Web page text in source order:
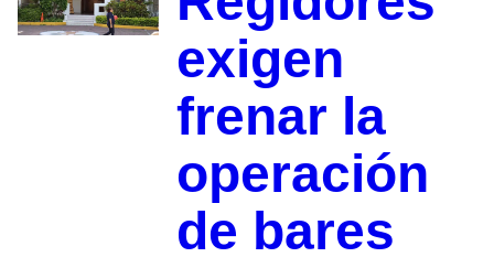
exigen
frenar la
operación
de bares